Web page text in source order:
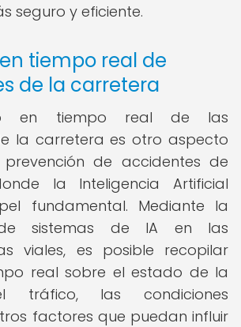
seguro y eficiente.
tiempo real de
de la carretera
en tiempo real de las
la carretera es otro aspecto
de accidentes de
la Inteligencia Artificial
fundamental. Mediante la
sistemas de IA en las
viales, es posible recopilar
real sobre el estado de la
tráfico, las condiciones
factores que puedan influir